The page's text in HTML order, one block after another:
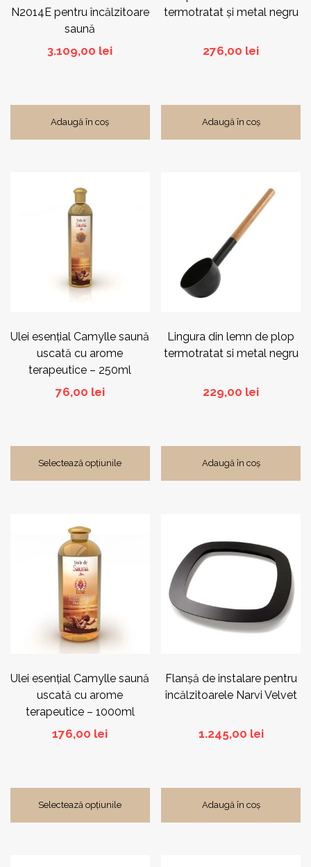
N2014E pentru încălzitoare
saună
3.109,00 lei
Adaugă în coș
termotratat și metal negru
276,00 lei
Adaugă în coș
Ulei esențial Camylle saună
uscată cu arome
terapeutice – 250ml
76,00 lei
Selectează opțiunile
pagina
produsului.
Lingura din lemn de plop
termotratat si metal negru
229,00 lei
Adaugă în coș
Ulei esențial Camylle saună
uscată cu arome
terapeutice – 1000ml
176,00 lei
Selectează opțiunile
pagina
produsului.
Flanșă de instalare pentru
încălzitoarele Narvi Velvet
1.245,00 lei
Adaugă în coș